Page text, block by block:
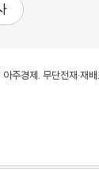
주경제. 무단전재·재배